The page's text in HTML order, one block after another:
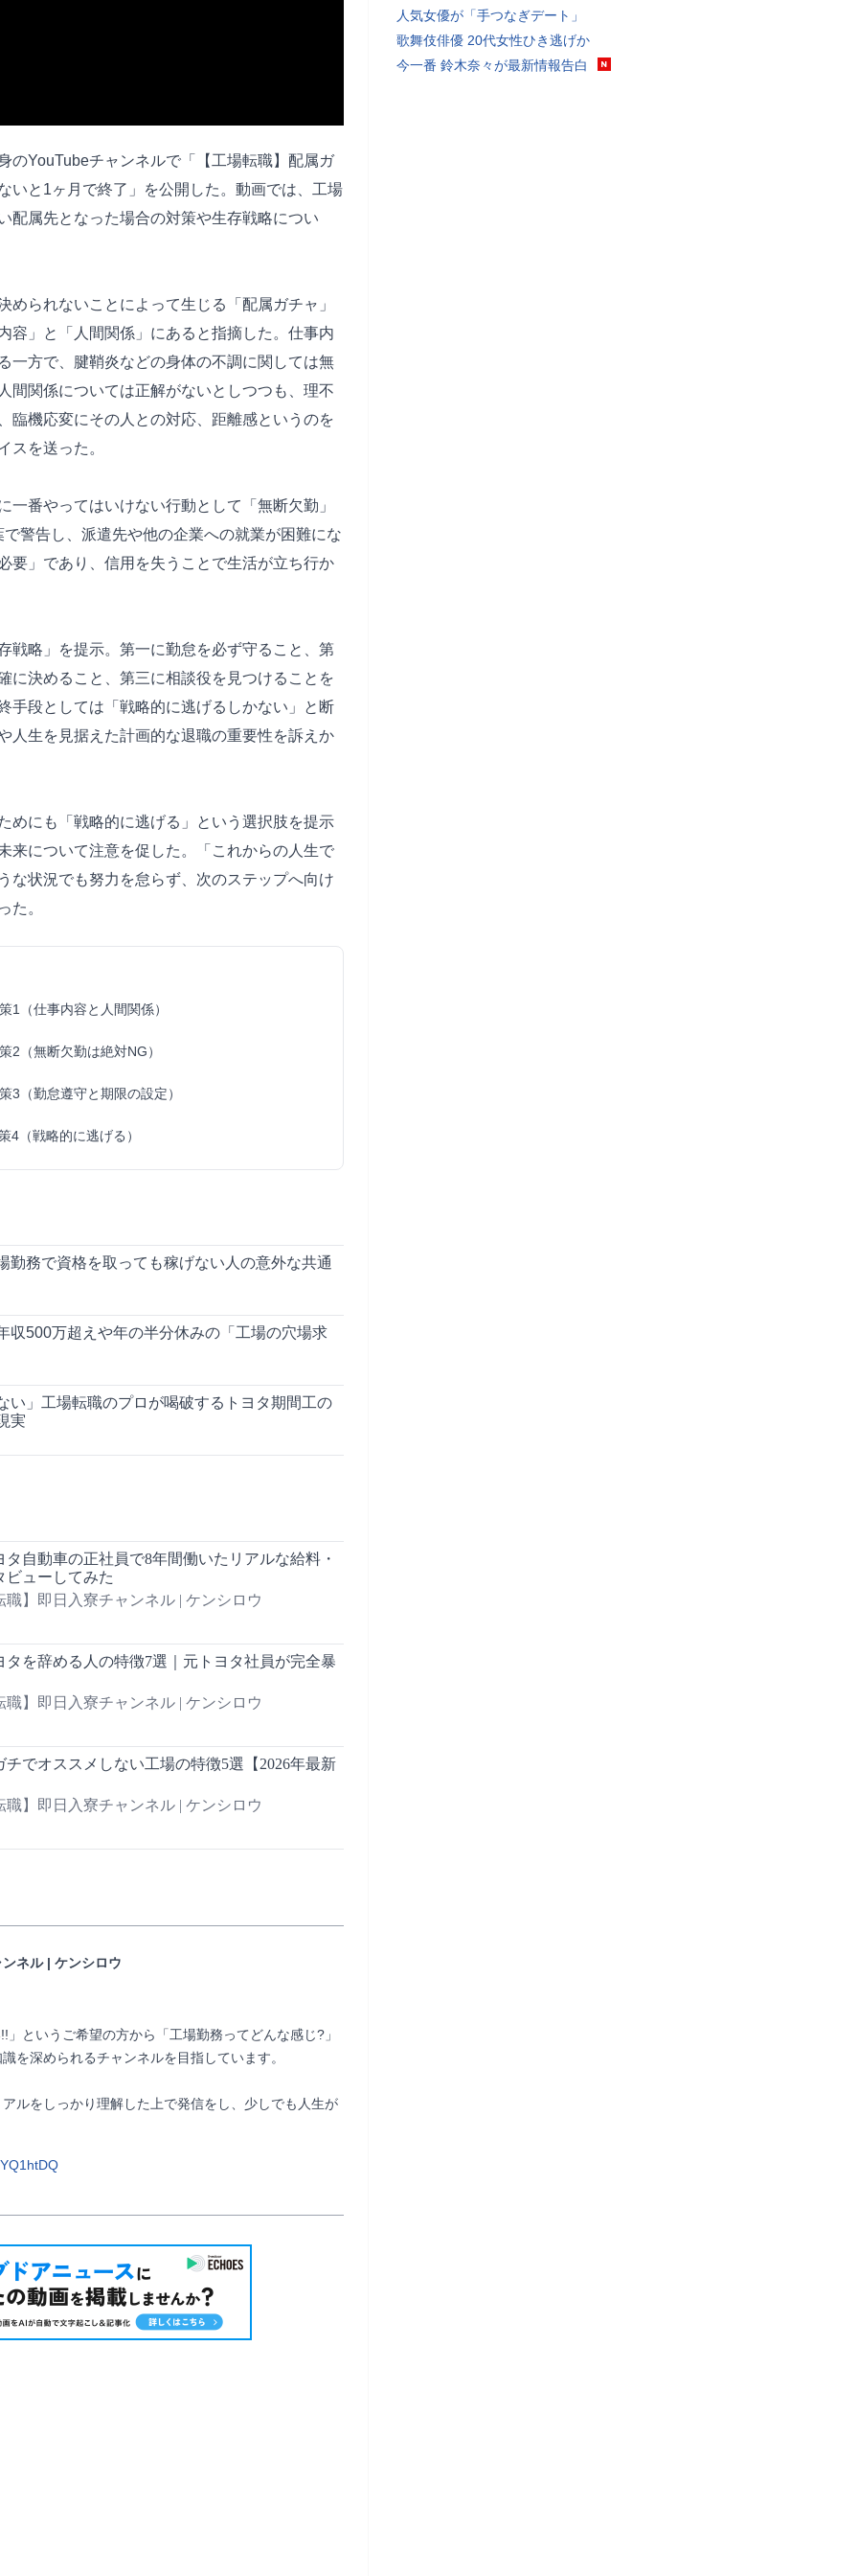
のYouTubeチャンネルで「【工場転職】配属ガ
いと1ヶ月で終了」を公開した。動画では、工場
配属先となった場合の対策や生存戦略につい
られないことによって生じる「配属ガチャ」
容」と「人間関係」にあると指摘した。仕事内
一方で、腱鞘炎などの身体の不調に関しては無
間関係については正解がないとしつつも、理不
臨機応変にその人との対応、距離感というのを
スを送った。
番やってはいけない行動として「無断欠勤」
警告し、派遣先や他の企業への就業が困難にな
要」であり、信用を失うことで生活が立ち行か
戦略」を提示。第一に勤怠を必ず守ること、第
に決めること、第三に相談役を見つけることを
手段としては「戦略的に逃げるしかない」と断
人生を見据えた計画的な退職の重要性を訴えか
めにも「戦略的に逃げる」という選択肢を提示
来について注意を促した。「これからの人生で
な状況でも努力を怠らず、次のステップへ向け
た。
1（仕事内容と人間関係）
2（無断欠勤は絶対NG）
3（勤怠遵守と期限の設定）
4（戦略的に逃げる）
勤務で資格を取っても稼げない人の意外な共通
収500万超えや年の半分休みの「工場の穴場求
い」工場転職のプロが喝破するトヨタ期間工の
実
自動車の正社員で8年間働いたリアルな給料・
ビューしてみた
職】即日入寮チャンネル | ケンシロウ
タを辞める人の特徴7選｜元トヨタ社員が完全暴
職】即日入寮チャンネル | ケンシロウ
チでオススメしない工場の特徴5選【2026年最新
職】即日入寮チャンネル | ケンシロウ
ネル | ケンシロウ
というご希望の方から「工場勤務ってどんな感じ?」
を深められるチャンネルを目指しています。
ルをしっかり理解した上で発信をし、少しでも人生が
人気女優が「手つなぎデート」
歌舞伎俳優 20代女性ひき逃げか
今一番 鈴木奈々が最新情報告白